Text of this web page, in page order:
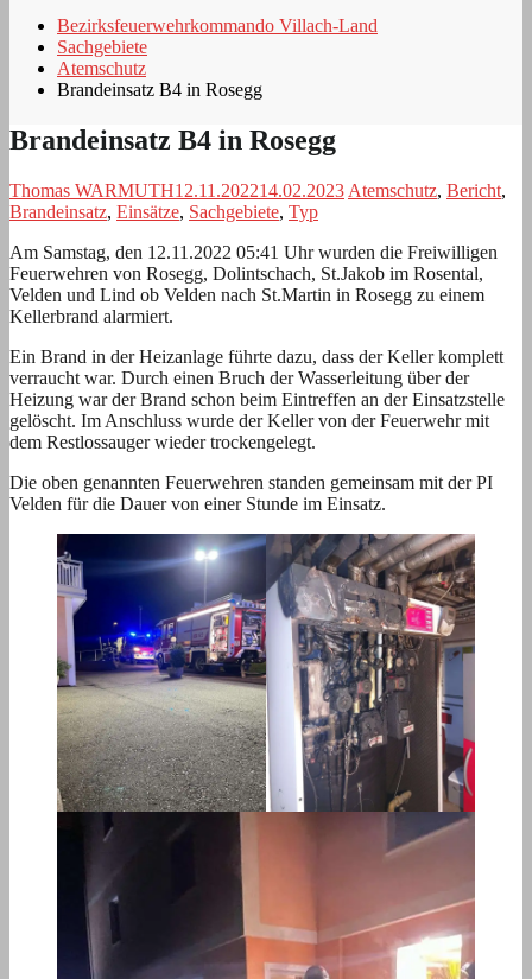
Bezirksfeuerwehrkommando Villach-Land
Sachgebiete
Atemschutz
Brandeinsatz B4 in Rosegg
Brandeinsatz B4 in Rosegg
Thomas WARMUTH12.11.202214.02.2023 Atemschutz, Bericht,
Brandeinsatz, Einsätze, Sachgebiete, Typ
Am Samstag, den 12.11.2022 05:41 Uhr wurden die Freiwilligen
Feuerwehren von Rosegg, Dolintschach, St.Jakob im Rosental,
Velden und Lind ob Velden nach St.Martin in Rosegg zu einem
Kellerbrand alarmiert.
Ein Brand in der Heizanlage führte dazu, dass der Keller komplett
verraucht war. Durch einen Bruch der Wasserleitung über der
Heizung war der Brand schon beim Eintreffen an der Einsatzstelle
gelöscht. Im Anschluss wurde der Keller von der Feuerwehr mit
dem Restlossauger wieder trockengelegt.
Die oben genannten Feuerwehren standen gemeinsam mit der PI
Velden für die Dauer von einer Stunde im Einsatz.